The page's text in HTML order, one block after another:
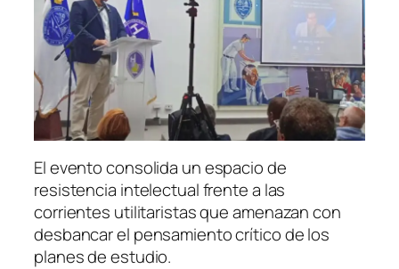
El evento consolida un espacio de
resistencia intelectual frente a las
corrientes utilitaristas que amenazan con
desbancar el pensamiento crítico de los
planes de estudio.